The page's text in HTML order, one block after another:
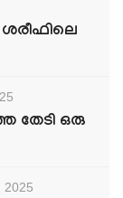
തേടി ഒരു
2025